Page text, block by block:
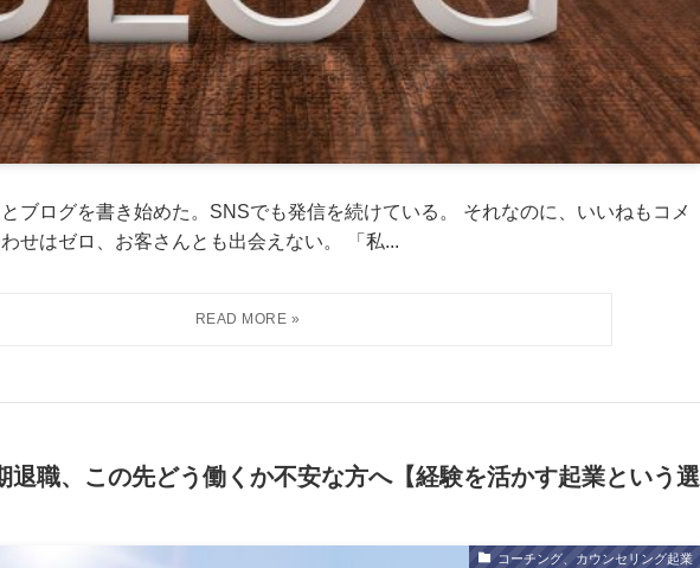
ブログを書き始めた。SNSでも発信を続けている。 それなのに、いいねもコメ
せはゼロ、お客さんとも出会えない。 「私...
退職、この先どう働くか不安な方へ【経験を活かす起業という選
コーチング、カウンセリング起業